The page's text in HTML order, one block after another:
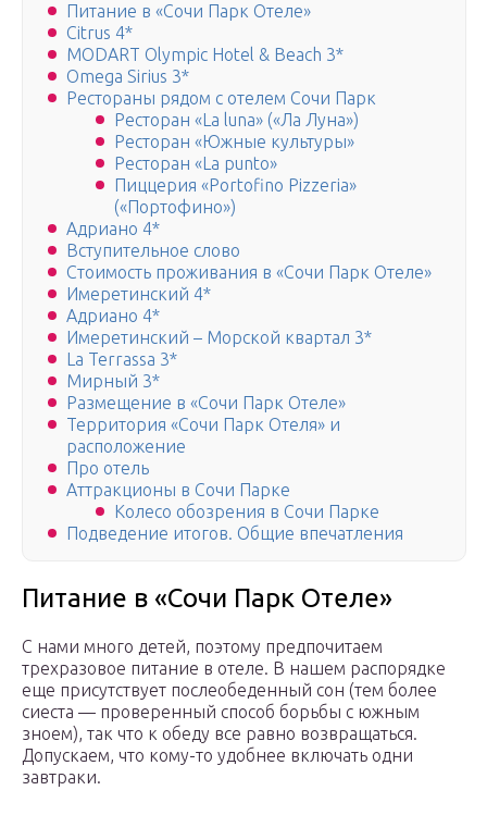
Питание в «Сочи Парк Отеле»
Citrus 4*
MODART Olympic Hotel & Beach 3*
Omega Sirius 3*
Рестораны рядом с отелем Сочи Парк
Ресторан «La luna» («Ла Луна»)
Ресторан «Южные культуры»
Ресторан «La punto»
Пиццерия «Portofino Pizzeria»
(«Портофино»)
Адриано 4*
Вступительное слово
Стоимость проживания в «Сочи Парк Отеле»
Имеретинский 4*
Адриано 4*
Имеретинский – Морской квартал 3*
La Terrassa 3*
Мирный 3*
Размещение в «Сочи Парк Отеле»
Территория «Сочи Парк Отеля» и
расположение
Про отель
Аттракционы в Сочи Парке
Колесо обозрения в Сочи Парке
Подведение итогов. Общие впечатления
Питание в «Сочи Парк Отеле»
С нами много детей, поэтому предпочитаем
трехразовое питание в отеле. В нашем распорядке
еще присутствует послеобеденный сон (тем более
сиеста — проверенный способ борьбы с южным
зноем), так что к обеду все равно возвращаться.
Допускаем, что кому-то удобнее включать одни
завтраки.